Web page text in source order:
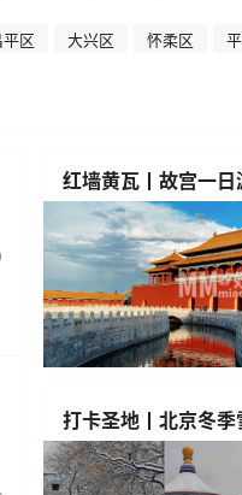
平区 大兴区 怀柔区
红墙黄瓦丨故宫一日
打卡圣地丨北京冬季